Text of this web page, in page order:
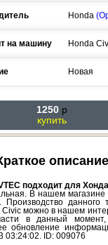
Honda
на машину Honda
Новая
1250 p
купить
описание
подходит для
В нашем
Производство данного
Civic можно в нашем
в данный
обновление
03:24:02. ID: 009076